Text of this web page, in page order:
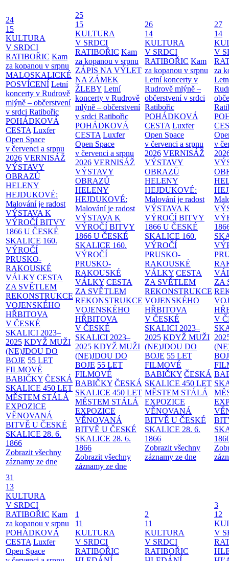
24
15
KULTURA
V SRDCI
RATIBOŘIC Kam
za kopanou v srpnu
MALOSKALICKÉ
POSVÍCENÍ Letní
koncerty v Rudrově
mlýně – občerstvení
v srdci Ratibořic
POHÁDKOVÁ
CESTA Luxfer
Open Space
v červenci a srpnu
2026 VERNISÁŽ
VÝSTAVY
OBRAZŮ
HELENY
HEJDUKOVÉ:
Malování je radost
VÝSTAVA K
VÝROČÍ BITVY
1866 U ČESKÉ
SKALICE 160.
VÝROČÍ
PRUSKO-
RAKOUSKÉ
VÁLKY CESTA
ZA SVĚTLEM
REKONSTRUKCE
VOJENSKÉHO
HŘBITOVA
V ČESKÉ
SKALICI 2023–
2025 KDYŽ MUŽI
(NE)JDOU DO
BOJE 55 LET
FILMOVÉ
BABIČKY ČESKÁ
SKALICE 450 LET
MĚSTEM STÁLÁ
EXPOZICE
VĚNOVANÁ
BITVĚ U ČESKÉ
SKALICE 28. 6.
1866
Zobrazit všechny
záznamy ze dne
25
15
KULTURA
V SRDCI
RATIBOŘIC Kam
za kopanou v srpnu
ZÁPIS NA VÝLET
NA ZÁMEK
ŽLEBY Letní
koncerty v Rudrově
mlýně – občerstvení
v srdci Ratibořic
POHÁDKOVÁ
CESTA Luxfer
Open Space
v červenci a srpnu
2026 VERNISÁŽ
VÝSTAVY
OBRAZŮ
HELENY
HEJDUKOVÉ:
Malování je radost
VÝSTAVA K
VÝROČÍ BITVY
1866 U ČESKÉ
SKALICE 160.
VÝROČÍ
PRUSKO-
RAKOUSKÉ
VÁLKY CESTA
ZA SVĚTLEM
REKONSTRUKCE
VOJENSKÉHO
HŘBITOVA
V ČESKÉ
SKALICI 2023–
2025 KDYŽ MUŽI
(NE)JDOU DO
BOJE 55 LET
FILMOVÉ
BABIČKY ČESKÁ
SKALICE 450 LET
MĚSTEM STÁLÁ
EXPOZICE
VĚNOVANÁ
BITVĚ U ČESKÉ
SKALICE 28. 6.
1866
Zobrazit všechny
záznamy ze dne
26
14
KULTURA
V SRDCI
RATIBOŘIC Kam
za kopanou v srpnu
Letní koncerty v
Rudrově mlýně –
občerstvení v srdci
Ratibořic
POHÁDKOVÁ
CESTA Luxfer
Open Space
v červenci a srpnu
2026 VERNISÁŽ
VÝSTAVY
OBRAZŮ
HELENY
HEJDUKOVÉ:
Malování je radost
VÝSTAVA K
VÝROČÍ BITVY
1866 U ČESKÉ
SKALICE 160.
VÝROČÍ
PRUSKO-
RAKOUSKÉ
VÁLKY CESTA
ZA SVĚTLEM
REKONSTRUKCE
VOJENSKÉHO
HŘBITOVA
V ČESKÉ
SKALICI 2023–
2025 KDYŽ MUŽI
(NE)JDOU DO
BOJE 55 LET
FILMOVÉ
BABIČKY ČESKÁ
SKALICE 450 LET
MĚSTEM STÁLÁ
EXPOZICE
VĚNOVANÁ
BITVĚ U ČESKÉ
SKALICE 28. 6.
1866
Zobrazit všechny
záznamy ze dne
27
14
V
za
v
ZA
V
31
13
KULTURA
V SRDCI
RATIBOŘIC Kam
za kopanou v srpnu
POHÁDKOVÁ
CESTA Luxfer
Open Space
1
11
KULTURA
V SRDCI
RATIBOŘIC
2
11
KULTURA
V SRDCI
RATIBOŘIC
3
12
V